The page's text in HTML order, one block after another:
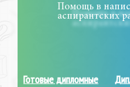
Помощь в
аспирантских
Готовые дипломные